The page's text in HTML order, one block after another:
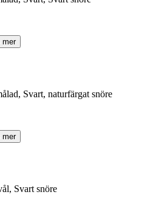
mer
Svart, naturfärgat snöre
mer
Svart snöre